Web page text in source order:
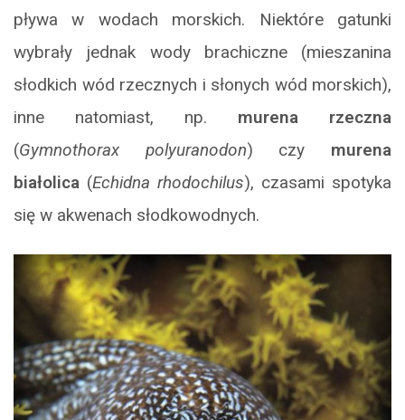
pływa w wodach morskich. Niektóre gatunki
wybrały jednak wody brachiczne (mieszanina
słodkich wód rzecznych i słonych wód morskich),
inne natomiast, np. murena rzeczna
(Gymnothorax polyuranodon) czy murena
białolica (Echidna rhodochilus), czasami spotyka
się w akwenach słodkowodnych.